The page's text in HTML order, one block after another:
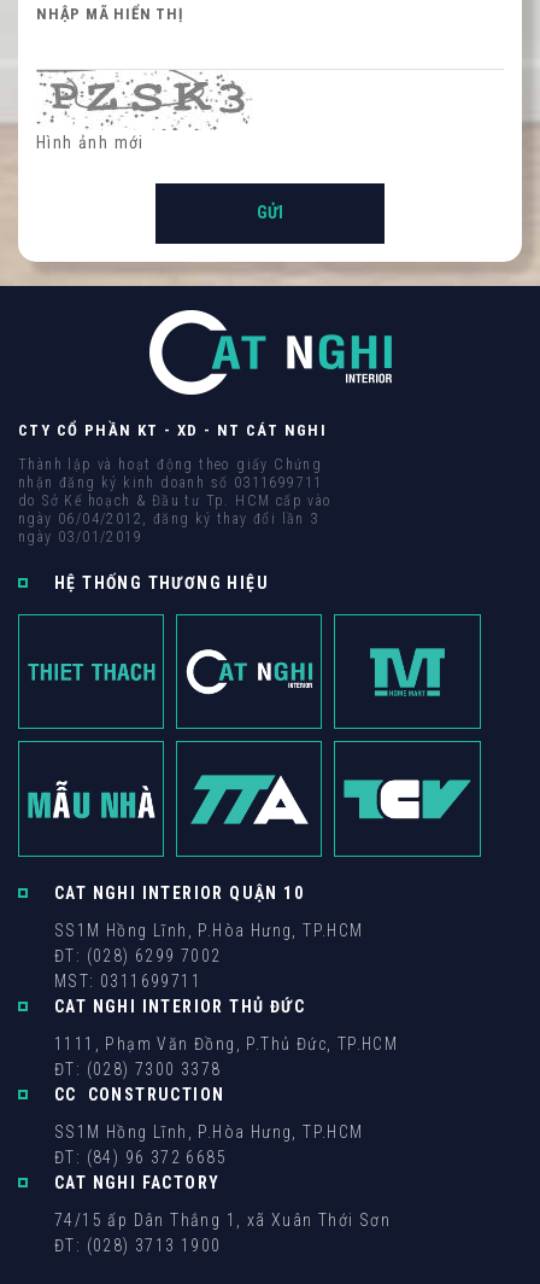
NHẬP MÃ HIỂN THỊ
Hình ảnh mới
CTY CỔ PHẦN KT - XD - NT CÁT NGHI
Thành lập và hoạt động theo giấy Chứng
nhận đăng ký kinh doanh số 0311699711
do Sở Kế hoạch & Đầu tư Tp. HCM cấp vào
ngày 06/04/2012, đăng ký thay đổi lần 3
ngày 03/01/2019
HỆ THỐNG THƯƠNG HIỆU
CAT NGHI INTERIOR QUẬN 10
SS1M Hồng Lĩnh, P.Hòa Hưng, TP.HCM
ĐT: (028) 6299 7002
MST: 0311699711
CAT NGHI INTERIOR THỦ ĐỨC
1111, Phạm Văn Đồng, P.Thủ Đức, TP.HCM
ĐT: (028) 7300 3378
CC CONSTRUCTION
SS1M Hồng Lĩnh, P.Hòa Hưng, TP.HCM
ĐT: (84) 96 372 6685
CAT NGHI FACTORY
74/15 ấp Dân Thắng 1, xã Xuân Thới Sơn
ĐT: (028) 3713 1900